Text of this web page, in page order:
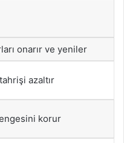
onarır ve yeniler
azaltır
korur